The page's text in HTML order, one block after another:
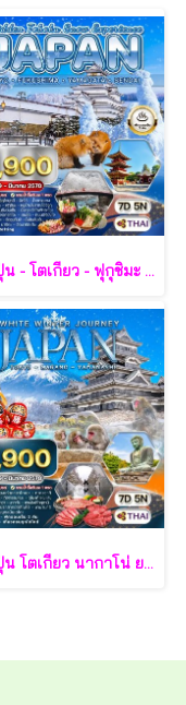
ทัวร์ญี่ปุ่น - โตเกียว - ฟุกุชิมะ - ยามากะตะ - เซนได 7 วัน - TG
ทัวร์ญี่ปุ่น โตเกียว นากาโน่ ยามานาชิ 7 วัน - TG